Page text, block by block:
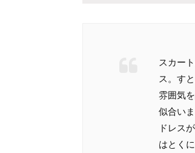
スカー
ス。す
雰囲気
似合いま
ドレス
はとく